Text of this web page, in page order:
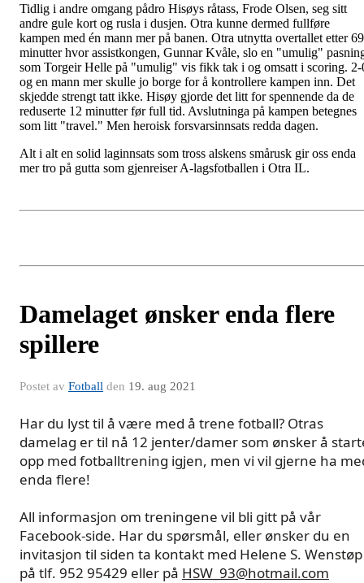
Tidlig i andre omgang pådro Hisøys råtass, Frode Olsen, seg sitt
andre gule kort og rusla i dusjen. Otra kunne dermed fullføre
kampen med én mann mer på banen. Otra utnytta overtallet etter 69
minutter hvor assistkongen, Gunnar Kvåle, slo en "umulig"
som Torgeir Helle på "umulig" vis fikk tak i og omsatt i scoring. 2-
og en mann mer skulle jo borge for å kontrollere kampen inn. Det
skjedde strengt tatt ikke. Hisøy gjorde det litt for spennende da de
reduserte 12 minutter før full tid. Avslutninga på kampen betegnes
som litt "travel." Men heroisk forsvarsinnsats redda dagen.
Alt i alt en solid laginnsats som tross alskens smårusk gir oss enda
mer tro på gutta som gjenreiser A-lagsfotballen i Otra IL.
Damelaget ønsker enda flere
spillere
Postet av Fotball den 19. aug 2021
Har du lyst til å være med å trene fotball? Otras
damelag er til nå 12 jenter/damer som ønsker å
opp med fotballtrening igjen, men vi vil gjerne ha
enda flere!
All informasjon om treningene vil bli gitt på vår
Facebook-side. Har du spørsmål, eller ønsker du en
invitasjon til siden ta kontakt med Helene S. Wenstøp
på tlf. 952 95429 eller på HSW_93@hotmail.com